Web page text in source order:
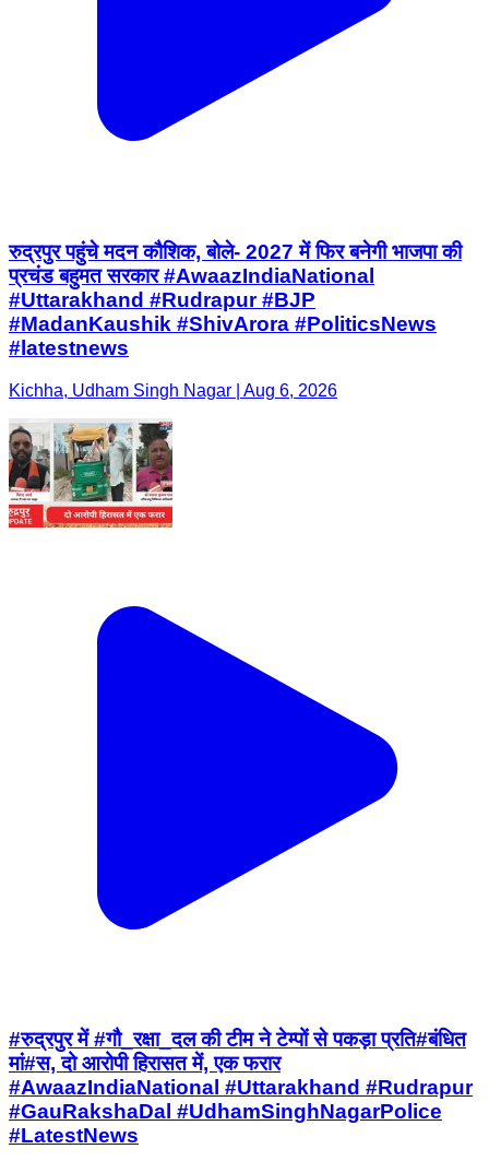
रुद्रपुर पहुंचे मदन कौशिक, बोले- 2027 में फिर बनेगी भाजपा की
प्रचंड बहुमत सरकार #AwaazIndiaNational
#Uttarakhand #Rudrapur #BJP
#MadanKaushik #ShivArora #PoliticsNews
#latestnews
Kichha, Udham Singh Nagar | Aug 6, 2026
#रुद्रपुर में #गौ_रक्षा_दल की टीम ने टेम्पों से पकड़ा प्रति#बंधित
मां#स, दो आरोपी हिरासत में, एक फरार
#AwaazIndiaNational #Uttarakhand #Rudrapur
#GauRakshaDal #UdhamSinghNagarPolice
#LatestNews